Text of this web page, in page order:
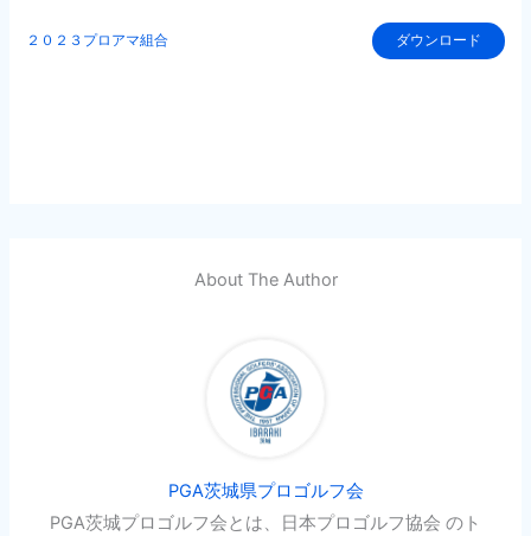
２０２３プロアマ組合 ダウンロード
About The Author
PGA茨城県プロゴルフ会
PGA茨城プロゴルフ会とは、日本プロゴルフ協会 のト